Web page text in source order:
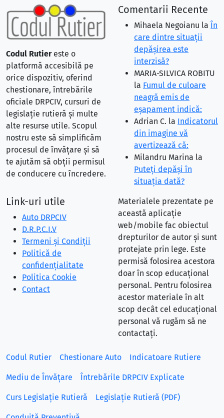
Codul Rutiereste o
platformă accesibilă pe
orice dispozitiv, oferind
chestionare, întrebările
oficiale DRPCIV, cursuri de
legislație rutieră și multe
alte resurse utile. Scopul
nostru este să simplificăm
procesul de învățare și să
te ajutăm să obții permisul
de conducere cu încredere.
Comentarii Recente
Mihaela Negoianu la În
care dintre situaţii
depăşirea este
interzisă?
MARIA-SILVICA ROBITU
la Fumul de culoare
neagră emis de
eşapament indică:
Adrian C. la Indicatorul
din imagine vă
avertizează că:
Milandru Marina la
Puteţi depăşi în
situaţia dată?
Link-uri utile
Auto DRPCIV
D.R.P.C.I.V
Termeni și Condiții
Politică de
confidențialitate
Politica Cookie
Contact
Materialele prezentate pe
această aplicație
web/mobile fac obiectul
drepturilor de autor și sunt
protejate prin lege. Este
permisă folosirea acestora
doar în scop educațional
personal. Pentru folosirea
acestor materiale în alt
scop decât cel educațional
personal vă rugăm să ne
contactați.
Codul Rutier Chestionare Auto Indicatoare Rutiere
Mediu de Învățare Întrebările DRPCIV Explicate
Curs Legislație Rutieră Legislație Rutieră (PDF)